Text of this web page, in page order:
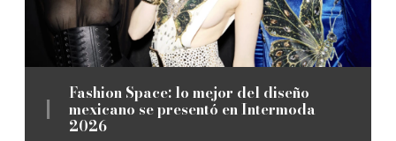
Fashion Space: lo mejor del diseño
mexicano se presentó en Intermoda
2026